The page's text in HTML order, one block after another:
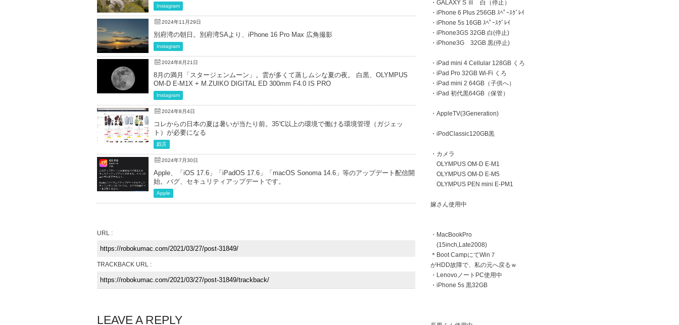
Instagram
2024年11月29日
別府湾の朝日。別府湾SAより、iPhone 16 Pro Max 広角撮影
Instagram
2024年8月21日
8月の満月「スタージェンムーン」。雲が多くて蒸しムシな夏の夜。 白黒、OLYMPUS
OM-D E-M1X + M.ZUIKO DIGITAL ED 300mm F4.0 IS PRO
Instagram
2024年8月4日
コレからの日本の夏は暑いが当たり前。35℃以上の環境で働ける環境管理（ガジェッ
ト）が必要になる
戯言
2024年7月30日
Apple、「iOS 17.6」「iPadOS 17.6」「macOS Sonoma 14.6」等のアップデート配信開
始。バグ、セキュリティアップデートです。
Apple
URL :
TRACKBACK URL :
LEAVE A REPLY
・GALAXY S Ⅲ 白（停止）
・iPhone 6 Plus 256GB ｽﾍﾟｰｽｸﾞﾚｲ
・iPhone 5s 16GB ｽﾍﾟｰｽｸﾞﾚｲ
・iPhone3GS 32GB 白(停止)
・iPhone3G 32GB 黒(停止)
・iPad mini 4 Cellular 128GB くろ
・iPad Pro 32GB Wi-Fi くろ
・iPad mini 2 64GB（子供へ）
・iPad 初代黒64GB（保管）
・AppleTV(3Generation)
・iPodClassic120GB黒
・カメラ
OLYMPUS OM-D E-M1
OLYMPUS OM-D E-M5
OLYMPUS PEN mini E-PM1
嫁さん使用中
・MacBookPro
(15inch,Late2008)
＊Boot CampにてWin７
がHDD故障で、私の元へ戻るｗ
・LenovoノートPC使用中
・iPhone 5s 黒32GB